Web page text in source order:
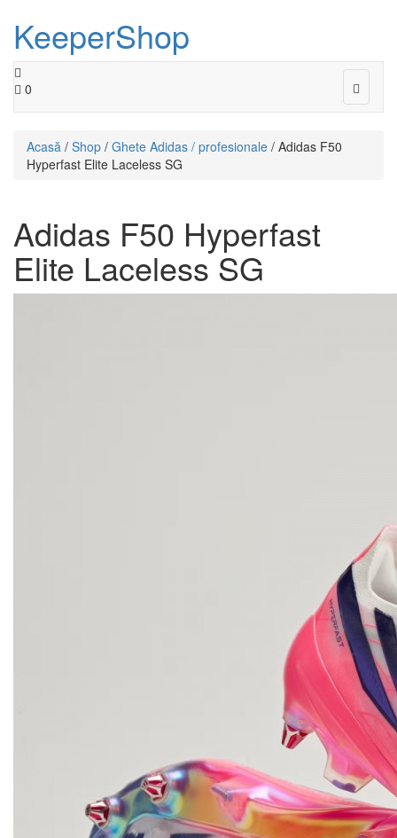
KeeperShop
Toggle
0
Acasă / Shop / Ghete Adidas / profesionale / Adidas F50
Hyperfast Elite Laceless SG
Adidas F50 Hyperfast
Elite Laceless SG